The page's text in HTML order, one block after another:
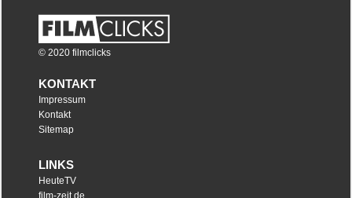
© 2020 filmclicks
KONTAKT
Impressum
Kontakt
Sitemap
LINKS
HeuteTV
film-zeit.de